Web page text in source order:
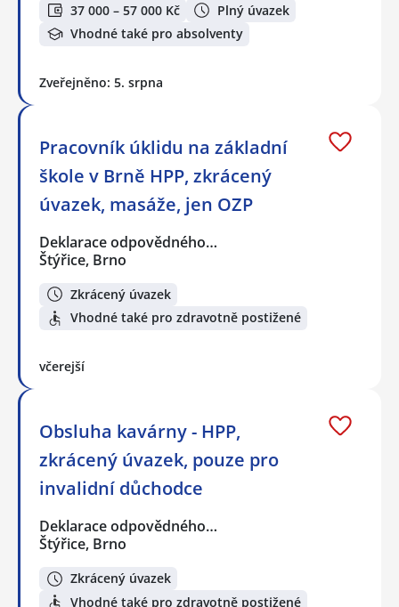
37 000 – 57 000 Kč
Plný úvazek
Vhodné také pro absolventy
Zveřejněno: 5. srpna
Pracovník úklidu na základní
škole v Brně HPP, zkrácený
úvazek, masáže, jen OZP
Deklarace odpovědného…
Štýřice, Brno
Zkrácený úvazek
Vhodné také pro zdravotně postižené
včerejší
Obsluha kavárny - HPP,
zkrácený úvazek, pouze pro
invalidní důchodce
Deklarace odpovědného…
Štýřice, Brno
Zkrácený úvazek
Vhodné také pro zdravotně postižené